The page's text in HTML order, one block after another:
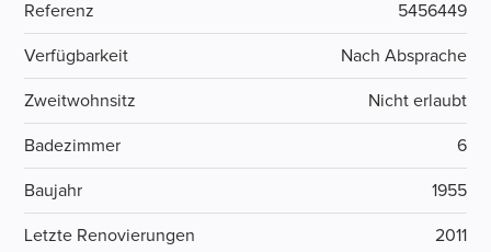
Referenz 5456449
Verfügbarkeit Nach Absprache
Zweitwohnsitz Nicht erlaubt
Badezimmer 6
Baujahr 1955
Letzte Renovierungen 2011